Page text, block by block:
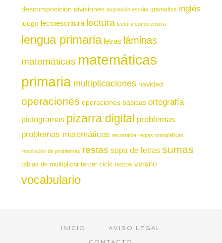
descomposición divisiones expresión escrita gramática inglés
juego lectoescritura lectura lectura comprensiva
lengua primaria letras láminas
matemáticas matemáticas
primaria multiplicaciones navidad
operaciones operaciones básicas ortografía
pictogramas pizarra digital problemas
problemas matemáticos recortable reglas ortográficas
resolución de problemas restas sopa de letras sumas
tablas de multiplicar tercer ciclo textos verano
vocabulario
INICIO
AVISO LEGAL